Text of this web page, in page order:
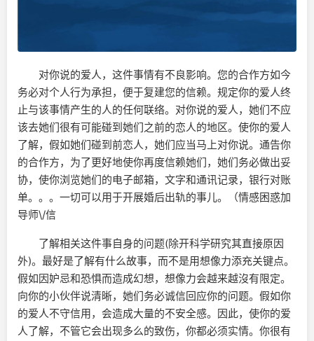
对你说的爱人，这件事情有不良影响。您的合作方如今
务必对个人行为承担，便于复建您的信赖。规定你的爱人终
止与该事情产生的人的任何联络。对你说的爱人，她们不应
该去她们很有可能碰到她们之前的恋人的地区。使你的爱人
了解，假如她们碰到前恋人，她们应当马上对你说。通告你
的合作方，为了更好地使你再度信赖她们，她们务必做出妥
协，使你浏览她们的电子邮箱，文字和通讯记录，银行对账
单。。。一切可以用于开展婚后出轨的事儿。（情感困惑加
导师\/信
了解相关这件事自身的问题(除开科学研究其直接原因
外)。最好是了解有什么故事，而不是用想像力添充关键点。
假如因妒忌和恐惧而造成幻想，想像力会越来越沒有限定。
向你的小伙伴说清晰，她们务必诚信回应你的问题。假如你
的爱人不守信用，会造成大量的不安全感。因此，使你的爱
人了解，不管它会出现多么的致伤，你都必须实情。你很有